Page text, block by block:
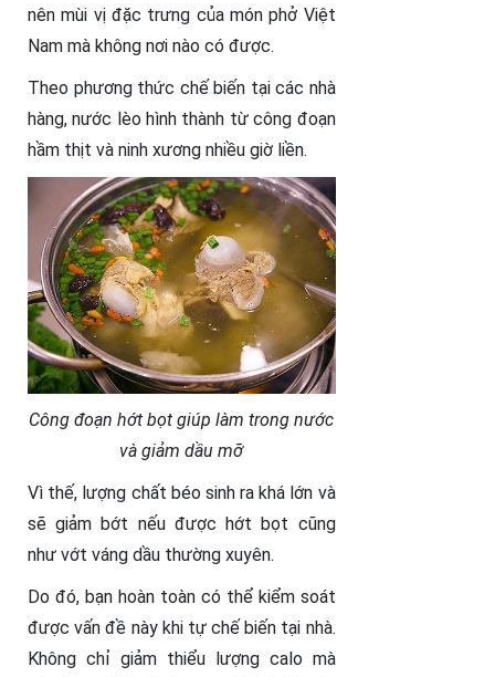
nên mùi vị đặc trưng của món phở Việt
Nam mà không nơi nào có được.
Theo phương thức chế biến tại các nhà
hàng, nước lèo hình thành từ công đoạn
hầm thịt và ninh xương nhiều giờ liền.
Công đoạn hớt bọt giúp làm trong nước
và giảm dầu mỡ
Vì thế, lượng chất béo sinh ra khá lớn và
sẽ giảm bớt nếu được hớt bọt cũng
như vớt váng dầu thường xuyên.
Do đó, bạn hoàn toàn có thể kiểm soát
được vấn đề này khi tự chế biến tại nhà.
Không chỉ giảm thiểu lượng calo mà